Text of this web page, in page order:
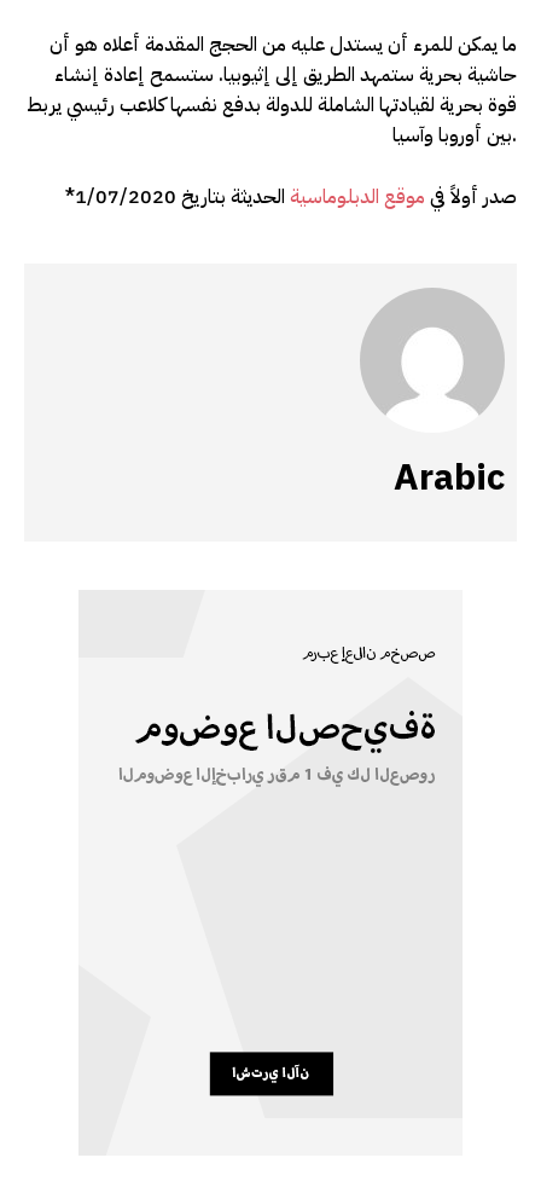
ما يمكن للمرء أن يستدل عليه من الحجج المقدمة أعلاه هو أن
حاشية بحرية ستمهد الطريق إلى إثيوبيا. ستسمح إعادة إنشاء
قوة بحرية لقيادتها الشاملة للدولة بدفع نفسها كلاعب رئيسي يربط
بين أوروبا وآسيا.
*صدر أولاً في موقع الدبلوماسية الحديثة بتاريخ 1/07/2020
Arabic